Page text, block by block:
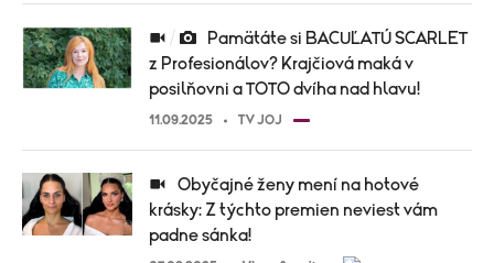
z Profesionálov? Krajčiová maká v
posilňovni a TOTO dvíha nad hlavu!
11.09.2025 TV JOJ
krásky: Z týchto premien neviest vám
padne sánka!